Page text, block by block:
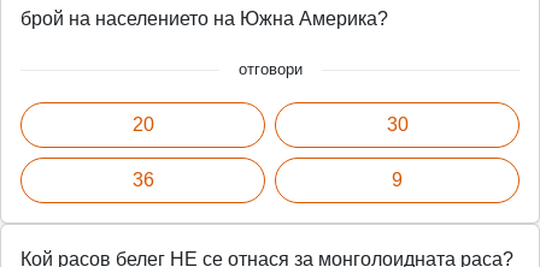
брой на населението на Южна Америка?
отговори
20
36
30
9
Кой расов белег НЕ се отнася за монголоидната раса?